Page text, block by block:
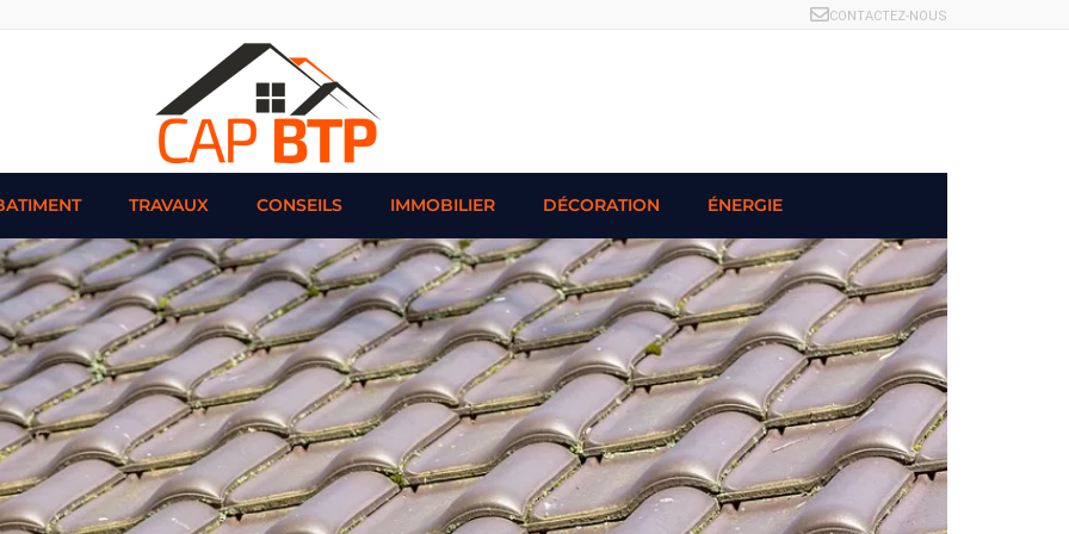
CONTACTEZ-NOUS
TRAVAUX CONSEILS IMMOBILIER DÉCORATION ÉNERGIE